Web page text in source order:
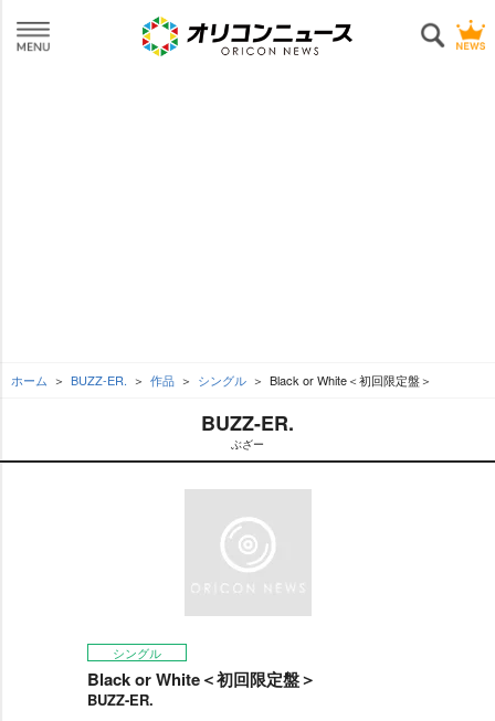
ホーム BUZZ-ER. 作品 シングル Black or White＜初回限定盤＞
BUZZ-ER.
ぶざー
シングル
Black or White＜初回限定盤＞
BUZZ-ER.